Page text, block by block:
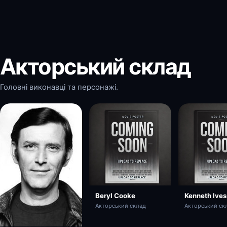
Акторський склад
Головні виконавці та персонажі.
Beryl Cooke
Акторський склад
Kenneth Ives
Акторський